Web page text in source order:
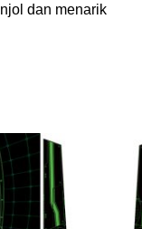
dan menarik